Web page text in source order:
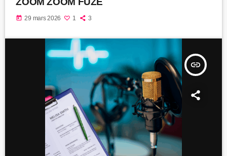
today 29 mars 2026 1 3
insert_link